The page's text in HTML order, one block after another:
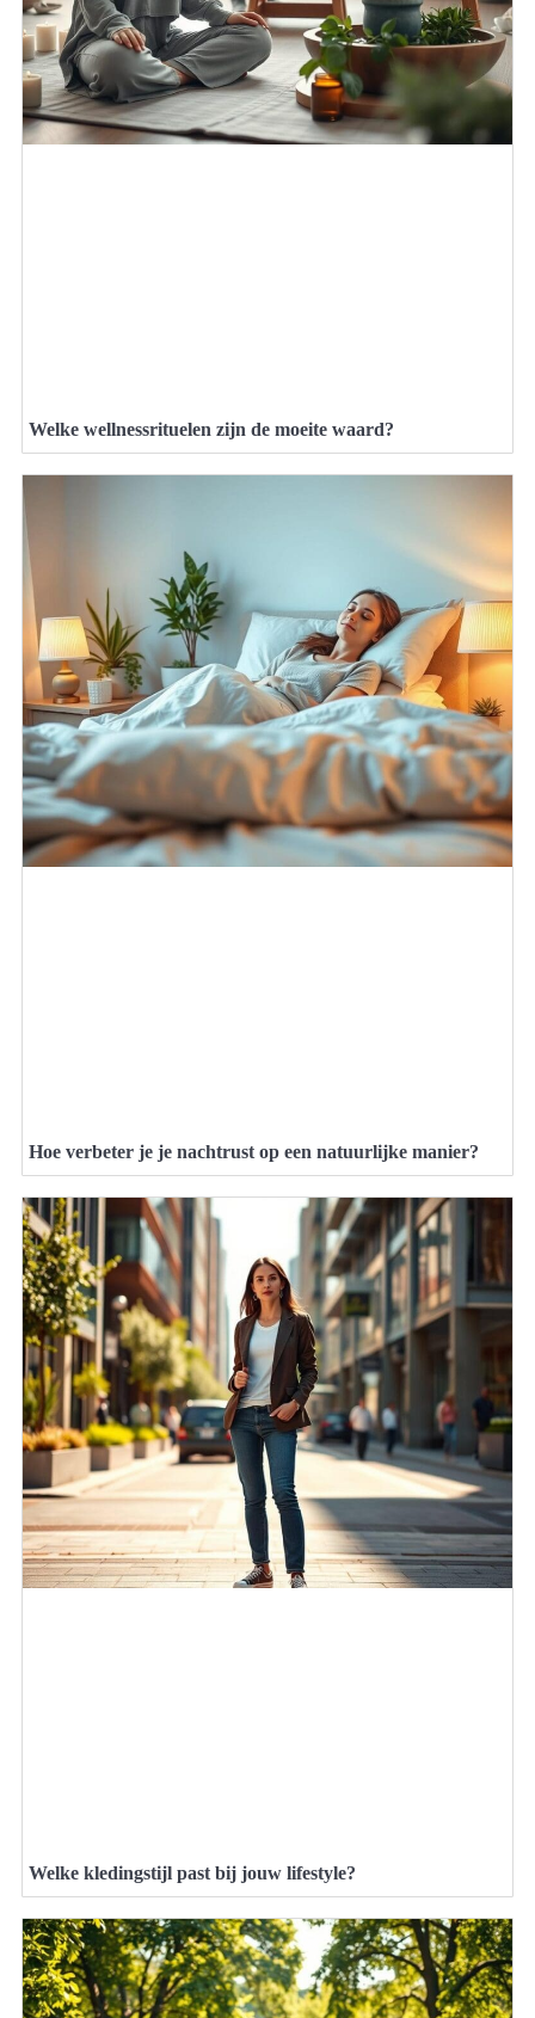
Welke wellnessrituelen zijn de moeite waard?
Hoe verbeter je je nachtrust op een natuurlijke manier?
Welke kledingstijl past bij jouw lifestyle?